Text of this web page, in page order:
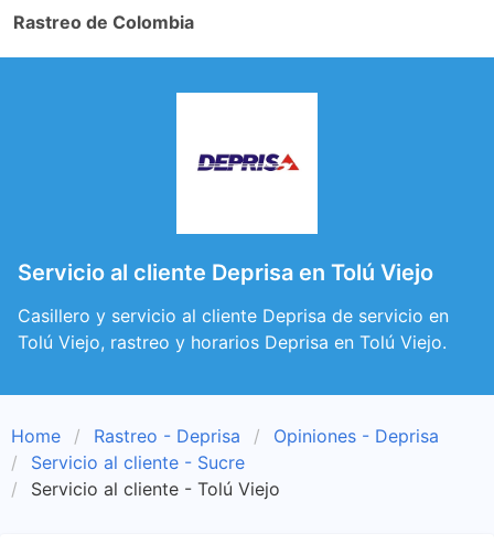
Rastreo de Colombia
Servicio al cliente Deprisa en Tolú Viejo
Casillero y servicio al cliente Deprisa de servicio en
Tolú Viejo, rastreo y horarios Deprisa en Tolú Viejo.
Home Rastreo - Deprisa
Opiniones - Deprisa
Servicio al cliente - Sucre
Servicio al cliente - Tolú Viejo